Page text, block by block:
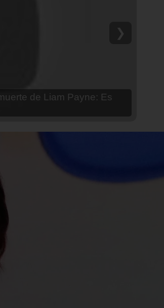
le hizo a su hija Aria
❯